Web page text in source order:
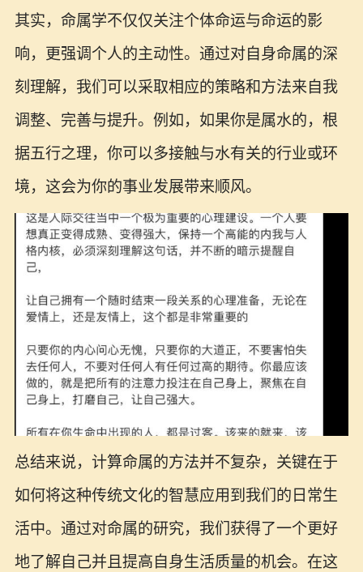
其实，命属学不仅仅关注个体命运与命运的影
响，更强调个人的主动性。通过对自身命属的深
刻理解，我们可以采取相应的策略和方法来自我
调整、完善与提升。例如，如果你是属水的，根
据五行之理，你可以多接触与水有关的行业或环
境，这会为你的事业发展带来顺风。
总结来说，计算命属的方法并不复杂，关键在于
如何将这种传统文化的智慧应用到我们的日常生
活中。通过对命属的研究，我们获得了一个更好
地了解自己并且提高自身生活质量的机会。在这